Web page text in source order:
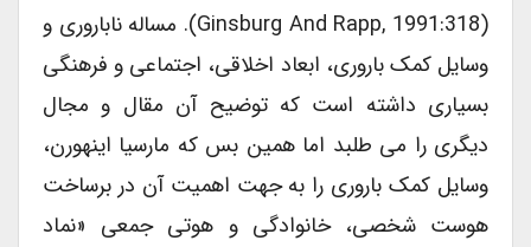
(Ginsburg And Rapp, 1991:318). مساله ناباروری و
وسایل کمک باروری، ابعاد اخلاقی، اجتماعی و فرهنگی
بسیاری داشته است که توضیح آن مقال و مجال
دیگری را می طلبد اما همین بس که مارسیا اینهورن،
وسایل کمک باروری را به جهت اهمیت آن در برساخت
هوست شخصی، خانوادگی و هوتی جمعی «نماد